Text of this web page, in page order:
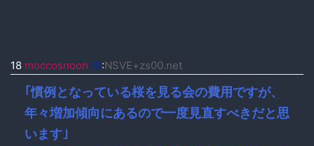
18 moccosnoon ID:NSVE+zs00.net
｢慣例となっている桜を見る会の費用ですが、
年々増加傾向にあるので一度見直すべきだと思
います｣